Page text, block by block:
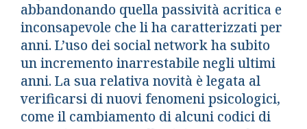
abbandonando quella passività acritica e
inconsapevole che li ha caratterizzati per
anni. L’uso dei social network ha subito
un incremento inarrestabile negli ultimi
anni. La sua relativa novità è legata al
verificarsi di nuovi fenomeni psicologici,
come il cambiamento di alcuni codici di